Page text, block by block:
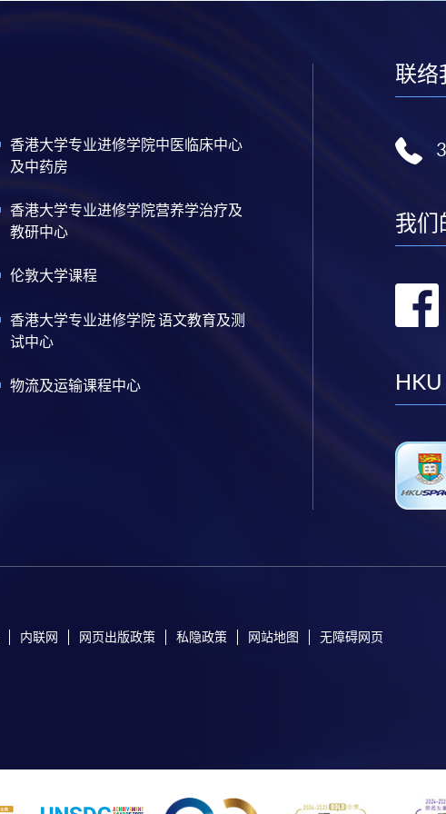
香港大学专业进修学院中医临床中心
及中药房
香港大学专业进修学院营养学治疗及
教研中心
伦敦大学课程
香港大学专业进修学院 语文教育及测
试中心
物流及运输课程中心
联络
我们
HKU
内联网 网页出版政策 私隐政策 网站地图 无障碍网页